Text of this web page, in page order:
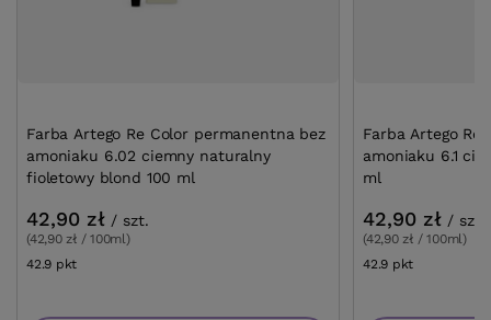
Farba Artego Re Color permanentna bez
amoniaku 6.02 ciemny naturalny
fioletowy blond 100 ml
42,90 zł / szt.
(42,90 zł / 100ml)
42.9 pkt
Farba Artego Re
amoniaku 6.1
ml
42,90 zł / szt.
(42,90 zł / 100ml)
42.9 pkt